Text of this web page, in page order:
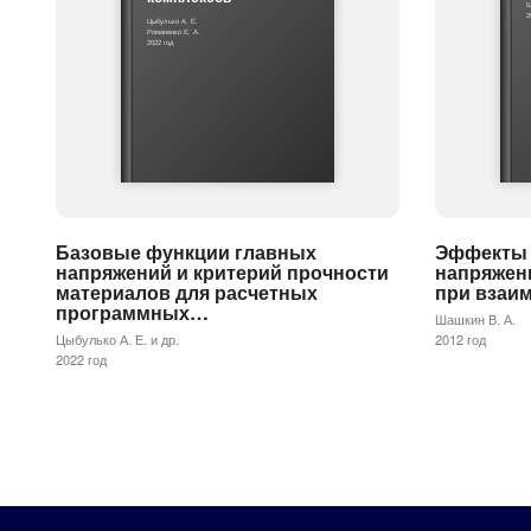
Цыбулько А. Е.
Романенко Е. А.
2022 год
Базовые функции главных
напряжений и критерий прочности
материалов для расчетных
программных…
Цыбулько А. Е. и др.
2022 год
Эффекты
при
Шашкин В. А.
2012 год